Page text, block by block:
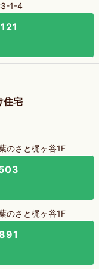
3-1-4
住宅
のさと梶ヶ谷1F
のさと梶ヶ谷1F